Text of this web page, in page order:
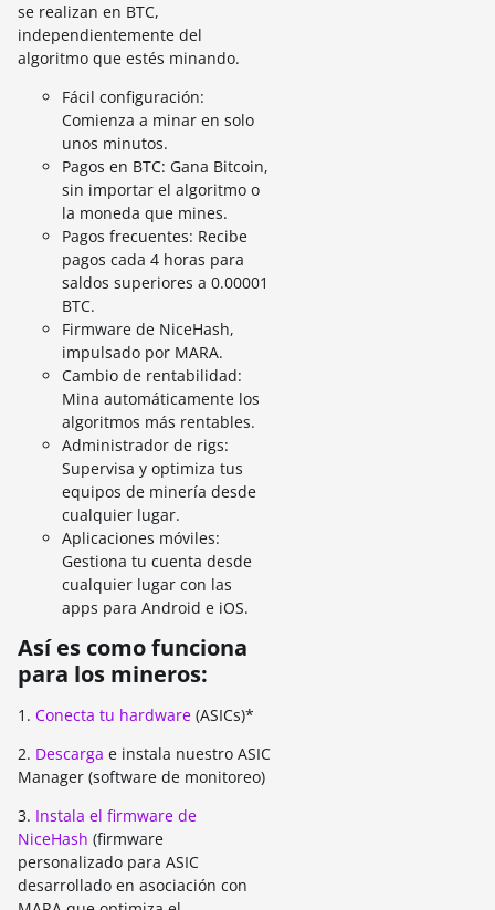
se realizan en BTC,
independientemente del
algoritmo que estés minando.
Fácil configuración:
Comienza a minar en solo
unos minutos.
Pagos en BTC: Gana Bitcoin,
sin importar el algoritmo o
la moneda que mines.
Pagos frecuentes: Recibe
pagos cada 4 horas para
saldos superiores a 0.00001
BTC.
Firmware de NiceHash,
impulsado por MARA.
Cambio de rentabilidad:
Mina automáticamente los
algoritmos más rentables.
Administrador de rigs:
Supervisa y optimiza tus
equipos de minería desde
cualquier lugar.
Aplicaciones móviles:
Gestiona tu cuenta desde
cualquier lugar con las
apps para Android e iOS.
Así es como funciona
para los mineros:
1. Conecta tu hardware (ASICs)*
2. Descarga e instala nuestro ASIC
Manager (software de monitoreo)
3. Instala el firmware de
NiceHash (firmware
personalizado para ASIC
desarrollado en asociación con